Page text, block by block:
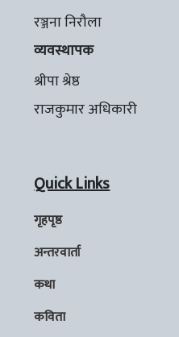
रञ्जना निरौला
व्यवस्थापक
श्रीपा श्रेष्ठ
राजकुमार अधिकारी
Quick Links
गृहपृष्ठ
अन्तरवार्ता
कथा
कविता